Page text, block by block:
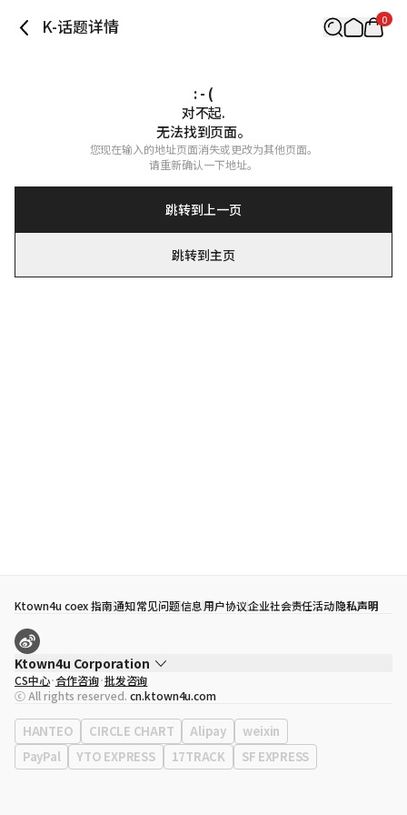
K-话题详情 0
: - (
对不起.
无法找到页面。
您现在输入的地址页面消失或更改为其他页面。
请重新确认一下地址。
跳转到上一页
跳转到主页
Ktown4u coex 指南通知常见问题信息用户协议企业社会责任活动隐私声明
Ktown4u Corporation
代表
宋効珉
营业执照 120-87-71116
公司地址 首尔特别市 江南区 岭东大路 513号 3楼 （三成洞， coex)
CS中心 合作咨询 批发咨询
ⓒ All rights reserved. cn.ktown4u.com
HANTEO CIRCLE CHART Alipay
weixin
PayPal
YTO EXPRESS 17TRACK SF EXPRESS